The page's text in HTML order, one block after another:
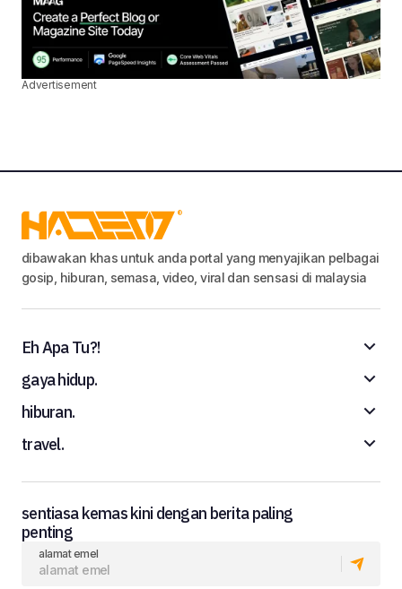
Advertisement
dibawakan khas untuk anda portal yang menyajikan pelbagai
gosip, hiburan, semasa, video, viral dan sensasi di malaysia
Eh Apa Tu?!
gaya hidup.
hiburan.
travel.
sentiasa kemas kini dengan berita paling
penting
alamat emel